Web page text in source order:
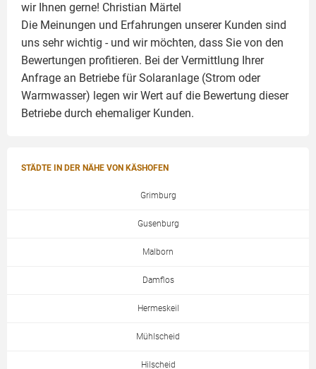
wir Ihnen gerne! Christian Märtel
Die Meinungen und Erfahrungen unserer Kunden sind
uns sehr wichtig - und wir möchten, dass Sie von den
Bewertungen profitieren. Bei der Vermittlung Ihrer
Anfrage an Betriebe für Solaranlage (Strom oder
Warmwasser) legen wir Wert auf die Bewertung dieser
Betriebe durch ehemaliger Kunden.
STÄDTE IN DER NÄHE VON KÄSHOFEN
Grimburg
Gusenburg
Malborn
Damflos
Hermeskeil
Mühlscheid
Hilscheid